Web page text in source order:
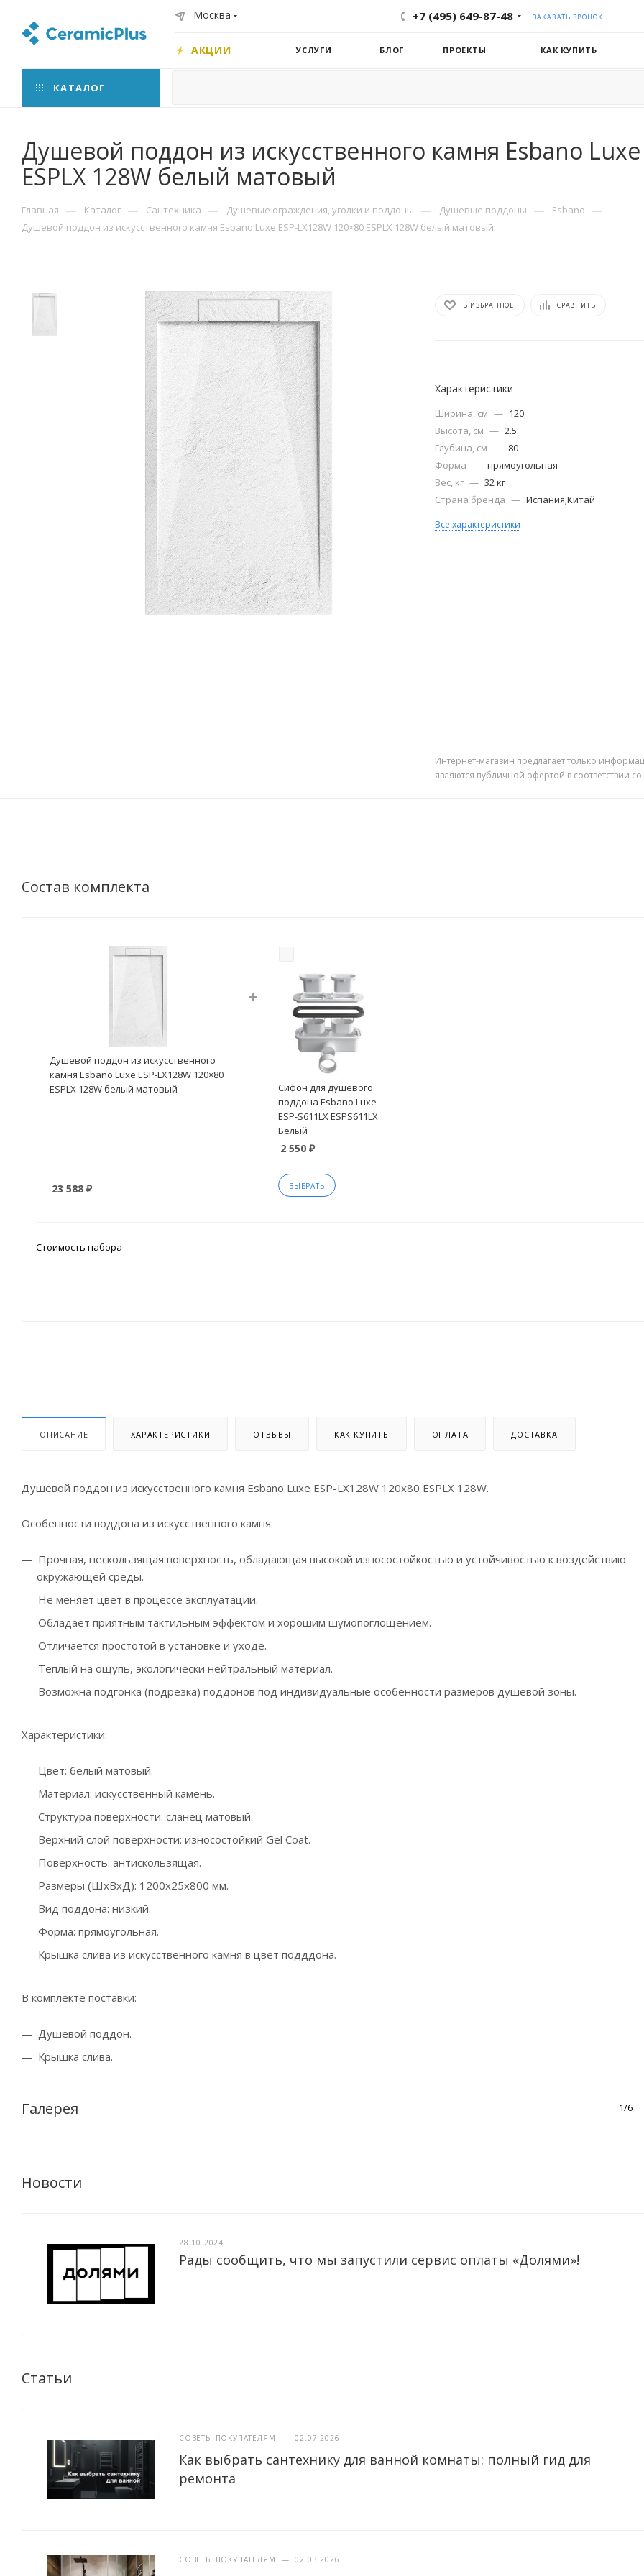
Москва +7 (495) 649-87-48 ЗАКАЗАТЬ ЗВОНОК
АКЦИИ УСЛУГИ БЛОГ ПРОЕКТЫ КАК КУПИТЬ
КАТАЛОГ
Душевой поддон из искусственного камня Esbano Luxe
ESPLX 128W белый матовый
Главная — Каталог — Сантехника — Душевые ограждения, уголки и поддоны — Душевые поддоны — Esbano —
Душевой поддон из искусственного камня Esbano Luxe ESP-LX128W 120×80 ESPLX 128W белый матовый
В ИЗБРАННОЕ СРАВНИТЬ
Характеристики
Ширина, см — 120
Высота, см — 2.5
Глубина, см — 80
Форма — прямоугольная
Вес, кг — 32 кг
Страна бренда — Испания;Китай
Все характеристики
Интернет-магазин предлагает только
являются публичной офертой в соответствии
Состав комплекта
Душевой поддон из искусственного
камня Esbano Luxe ESP-LX128W 120×80
ESPLX 128W белый матовый
23 588 ₽
Сифон для душевого
поддона Esbano Luxe
ESP-S611LX ESPS611LX
Белый
2 550 ₽
ВЫБРАТЬ
Стоимость набора
ОПИСАНИЕ ХАРАКТЕРИСТИКИ ОТЗЫВЫ КАК КУПИТЬ ОПЛАТА ДОСТАВКА
Душевой поддон из искусственного камня Esbano Luxe ESP-LX128W 120x80 ESPLX 128W.
Особенности поддона из искусственного камня:
Прочная, нескользящая поверхность, обладающая высокой износостойкостью и устойчивостью к воздействию
окружающей среды.
Не меняет цвет в процессе эксплуатации.
Обладает приятным тактильным эффектом и хорошим шумопоглощением.
Отличается простотой в установке и уходе.
Теплый на ощупь, экологически нейтральный материал.
Возможна подгонка (подрезка) поддонов под индивидуальные особенности размеров душевой зоны.
Характеристики:
Цвет: белый матовый.
Материал: искусственный камень.
Структура поверхности: сланец матовый.
Верхний слой поверхности: износостойкий Gel Coat.
Поверхность: антискользящая.
Размеры (ШхВхД): 1200х25х800 мм.
Вид поддона: низкий.
Форма: прямоугольная.
Крышка слива из искусственного камня в цвет подддона.
В комплекте поставки:
Душевой поддон.
Крышка слива.
Галерея 1/6
Новости
28.10.2024
Рады сообщить, что мы запустили сервис оплаты «Долями»!
Статьи
СОВЕТЫ ПОКУПАТЕЛЯМ — 02.07.2026
Как выбрать сантехнику для ванной комнаты: полный гид для
ремонта
СОВЕТЫ ПОКУПАТЕЛЯМ — 02.03.2026